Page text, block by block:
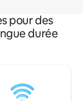
pour des
durée